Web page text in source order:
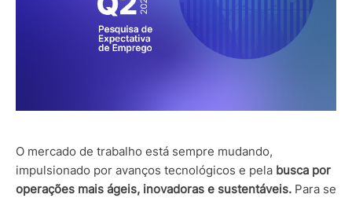
O mercado de trabalho está sempre mudando,
impulsionado por avanços tecnológicos e pela busca por
operações mais ágeis, inovadoras e sustentáveis. Para se